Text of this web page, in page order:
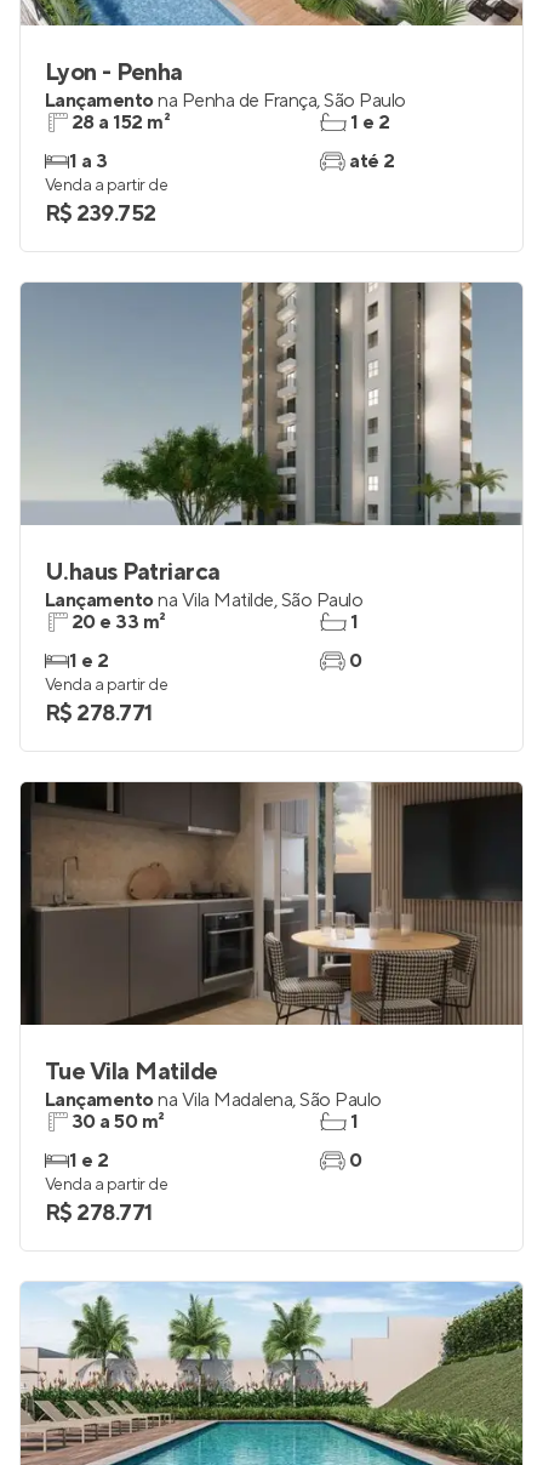
Lyon - Penha
Lançamentona Penha de França,São Paulo
28 a 152 m²
1 a 3
1 e 2
até 2
Venda a partir de
R$ 239.752
U.haus Patriarca
Lançamentona Vila Matilde,São Paulo
20 e 33 m²
1 e 2
1
0
Venda a partir de
R$ 278.771
Tue Vila Matilde
Lançamentona Vila Madalena,São Paulo
30 a 50 m²
1 e 2
1
0
Venda a partir de
R$ 278.771